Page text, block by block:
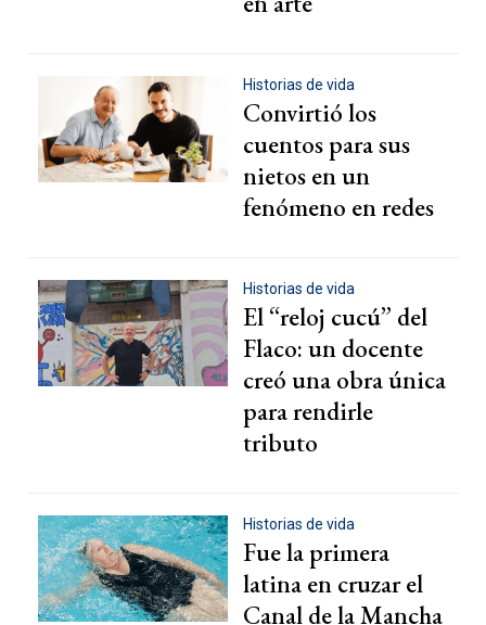
Opinión
Radio
Programación
Tecnología
Historias de vida
Convirtió los
cuentos para sus
nietos en un
fenómeno en redes
Historias de vida
El “reloj cucú” del
Flaco: un docente
creó una obra única
para rendirle
tributo
Historias de vida
Fue la primera
latina en cruzar el
Canal de la Mancha